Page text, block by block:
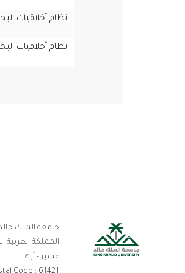
نظام أخلاقيات
نظام أخلاقيات
جامعة الملك
المملكة العربية
عسير - أبها